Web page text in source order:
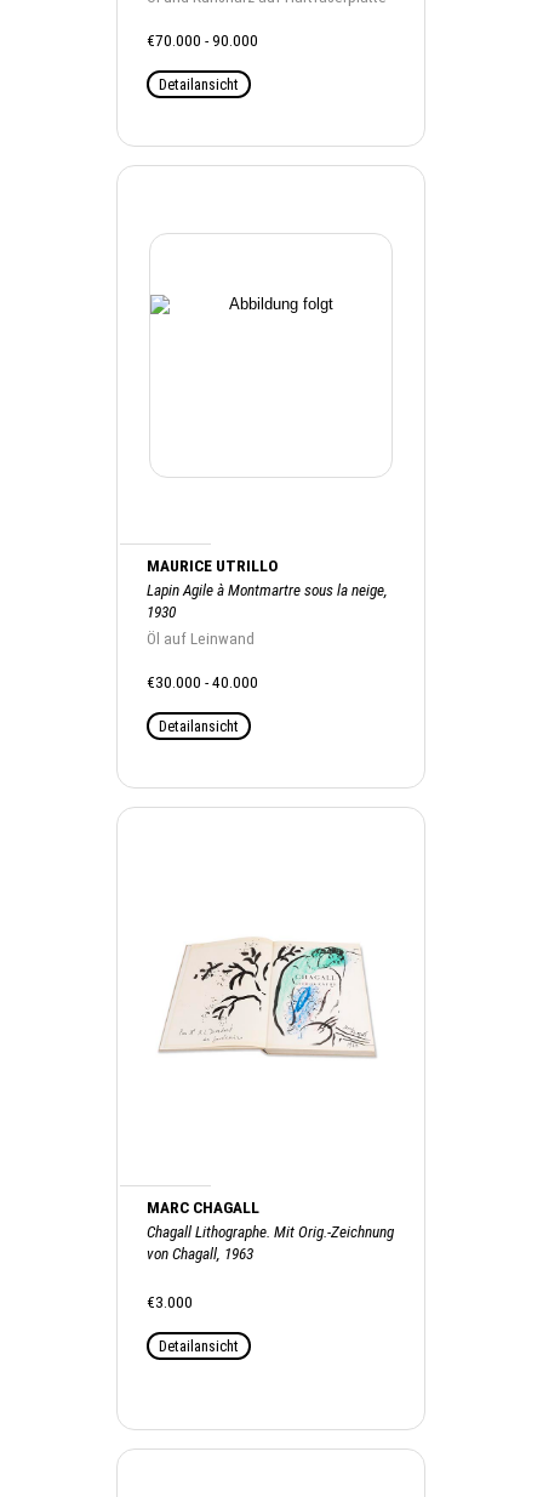
€70.000 - 90.000
Detailansicht
MAURICE UTRILLO
Lapin Agile à Montmartre sous la neige,
1930
Öl auf Leinwand
€30.000 - 40.000
Detailansicht
MARC CHAGALL
Chagall Lithographe. Mit Orig.-Zeichnung
von Chagall, 1963
€3.000
Detailansicht